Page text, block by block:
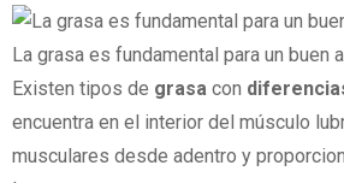
La grasa es fundamental para un buen
Existen tipos de grasa con
encuentra en el interior del músculo
musculares desde adentro y